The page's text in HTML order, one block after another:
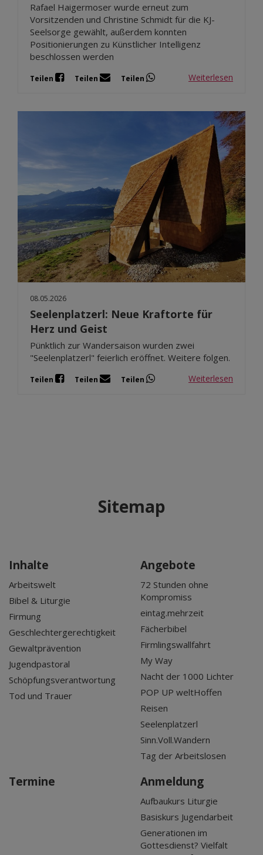
Rafael Haigermoser wurde erneut zum
Vorsitzenden und Christine Schmidt für die KJ-
Seelsorge gewählt, außerdem konnten
Positionierungen zu Künstlicher Intelligenz
beschlossen werden
Teilen Teilen Teilen Weiterlesen
08.05.2026
Seelenplatzerl: Neue Kraftorte für
Herz und Geist
Pünktlich zur Wandersaison wurden zwei
"Seelenplatzerl" feierlich eröffnet. Weitere folgen.
Teilen Teilen Teilen Weiterlesen
Sitemap
Inhalte
Arbeitswelt
Bibel & Liturgie
Firmung
Geschlechtergerechtigkeit
Gewaltprävention
Jugendpastoral
Schöpfungsverantwortung
Tod und Trauer
Angebote
72 Stunden ohne
Kompromiss
eintag.mehrzeit
Fächerbibel
Firmlingswallfahrt
My Way
Nacht der 1000 Lichter
POP UP weltHoffen
Reisen
Seelenplatzerl
Sinn.Voll.Wandern
Tag der Arbeitslosen
Termine Anmeldung
Aufbaukurs Liturgie
Basiskurs Jugendarbeit
Generationen im
Gottesdienst? Vielfalt